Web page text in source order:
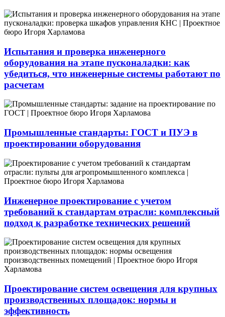
Испытания и проверка инженерного
оборудования на этапе пусконаладки: как
убедиться, что инженерные системы работают по
расчетам
Промышленные стандарты: ГОСТ и ПУЭ в
проектировании оборудования
Инженерное проектирование с учетом
требований к стандартам отрасли: комплексный
подход к разработке технических решений
Проектирование систем освещения для крупных
производственных площадок: нормы и
эффективность